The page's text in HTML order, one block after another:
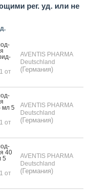
рег. уд. или не
от
AVENTIS PHARMA
Deutschland
(Германия)
мл 5
от
AVENTIS PHARMA
Deutschland
(Германия)
40
5
от
AVENTIS PHARMA
Deutschland
(Германия)